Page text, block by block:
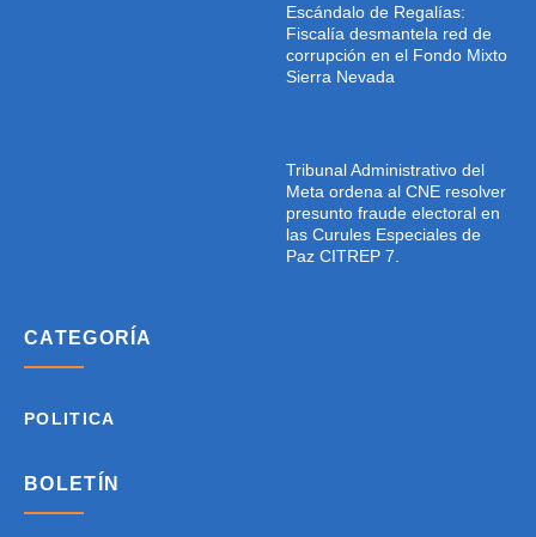
Escándalo de Regalías:
Fiscalía desmantela red de
corrupción en el Fondo Mixto
Sierra Nevada
Tribunal Administrativo del
Meta ordena al CNE resolver
presunto fraude electoral en
las Curules Especiales de
Paz CITREP 7.
CATEGORÍA
POLITICA
BOLETÍN